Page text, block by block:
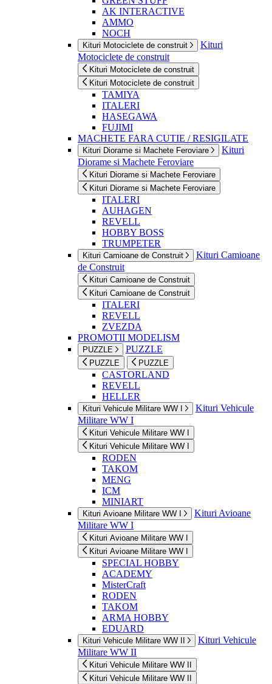
AK INTERACTIVE
AMMO
NOCH
Kituri Motociclete de construit
Kituri
Motociclete de construit
Kituri Motociclete de construit
Kituri Motociclete de construit
TAMIYA
ITALERI
HASEGAWA
FUJIMI
MACHETE FARA CUTIE / RESIGILATE
Kituri Diorame si Machete Feroviare
Kituri
Diorame si Machete Feroviare
Kituri Diorame si Machete Feroviare
Kituri Diorame si Machete Feroviare
ITALERI
AUHAGEN
REVELL
HOBBY BOSS
TRUMPETER
Kituri Camioane de Construit
Kituri Camioane
de Construit
Kituri Camioane de Construit
Kituri Camioane de Construit
ITALERI
REVELL
ZVEZDA
PROMOTII MODELISM
PUZZLE PUZZLE
PUZZLE PUZZLE
CASTORLAND
REVELL
HELLER
Kituri Vehicule Militare WW I
Kituri Vehicule
Militare WW I
Kituri Vehicule Militare WW I
Kituri Vehicule Militare WW I
RODEN
TAKOM
MENG
ICM
MINIART
Kituri Avioane Militare WW I
Kituri Avioane
Militare WW I
Kituri Avioane Militare WW I
Kituri Avioane Militare WW I
SPECIAL HOBBY
ACADEMY
MisterCraft
RODEN
TAKOM
ARMA HOBBY
EDUARD
Kituri Vehicule Militare WW II
Kituri Vehicule
Militare WW II
Kituri Vehicule Militare WW II
Kituri Vehicule Militare WW II